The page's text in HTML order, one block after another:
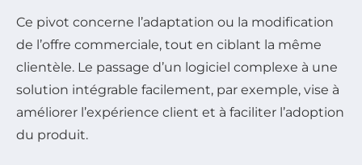
Ce pivot concerne l’adaptation ou la modification
de l’offre commerciale, tout en ciblant la même
clientèle. Le passage d’un logiciel complexe à une
solution intégrable facilement, par exemple, vise à
améliorer l’expérience client et à faciliter l’adoption
du produit.